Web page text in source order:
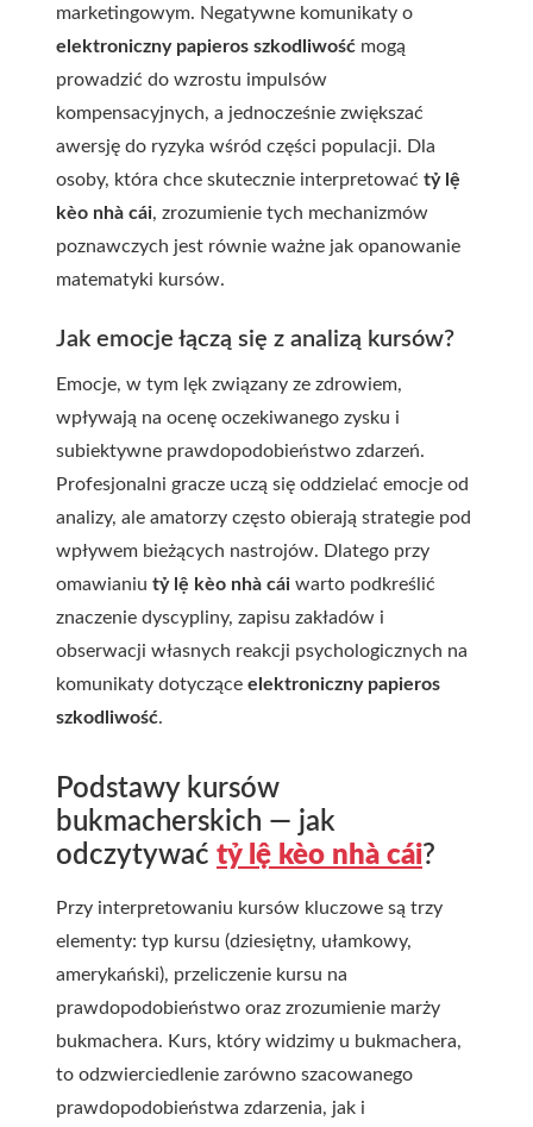
marketingowym. Negatywne komunikaty o
elektroniczny papieros szkodliwość mogą
prowadzić do wzrostu impulsów
kompensacyjnych, a jednocześnie zwiększać
awersję do ryzyka wśród części populacji. Dla
osoby, która chce skutecznie interpretować tỷ lệ
kèo nhà cái, zrozumienie tych mechanizmów
poznawczych jest równie ważne jak opanowanie
matematyki kursów.
Jak emocje łączą się z analizą kursów?
Emocje, w tym lęk związany ze zdrowiem,
wpływają na ocenę oczekiwanego zysku i
subiektywne prawdopodobieństwo zdarzeń.
Profesjonalni gracze uczą się oddzielać emocje od
analizy, ale amatorzy często obierają strategie pod
wpływem bieżących nastrojów. Dlatego przy
omawianiu tỷ lệ kèo nhà cái warto podkreślić
znaczenie dyscypliny, zapisu zakładów i
obserwacji własnych reakcji psychologicznych na
komunikaty dotyczące elektroniczny papieros
szkodliwość.
Podstawy kursów
bukmacherskich — jak
odczytywać tỷ lệ kèo nhà cái?
Przy interpretowaniu kursów kluczowe są trzy
elementy: typ kursu (dziesiętny, ułamkowy,
amerykański), przeliczenie kursu na
prawdopodobieństwo oraz zrozumienie marży
bukmachera. Kurs, który widzimy u bukmachera,
to odzwierciedlenie zarówno szacowanego
prawdopodobieństwa zdarzenia, jak i